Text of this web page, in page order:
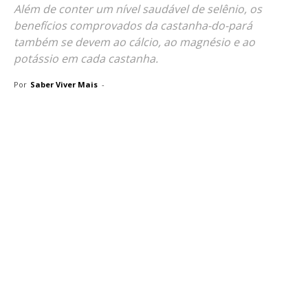
Além de conter um nível saudável de selênio, os
benefícios comprovados da castanha-do-pará
também se devem ao cálcio, ao magnésio e ao
potássio em cada castanha.
Por Saber Viver Mais -